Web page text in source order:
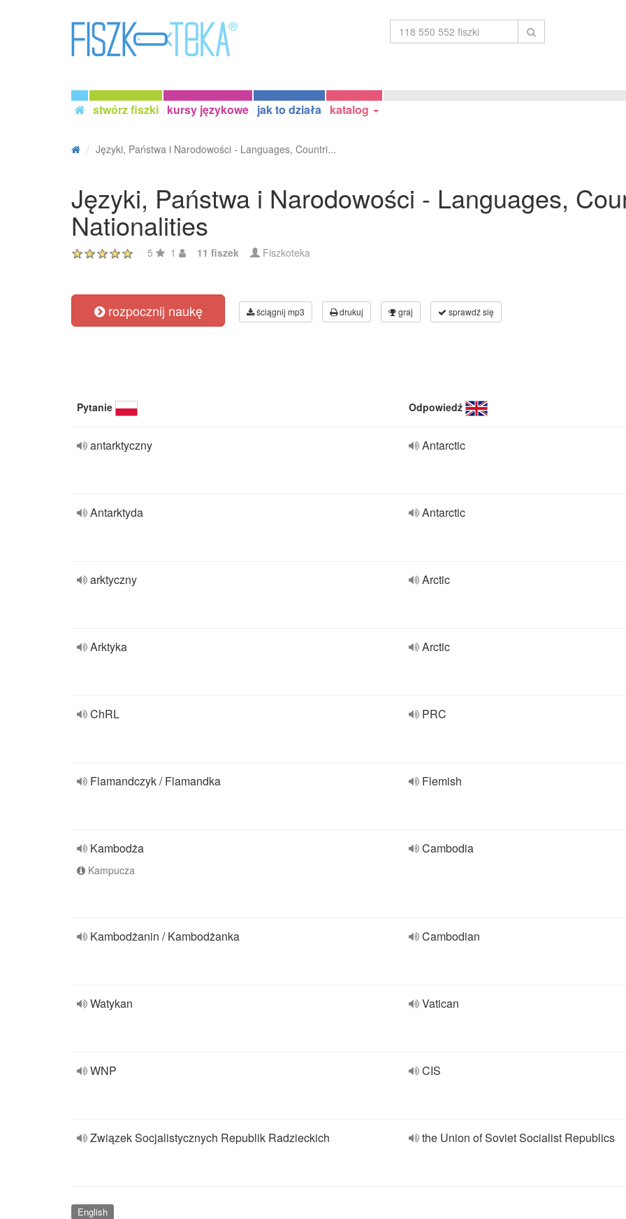
stwórz fiszki kursy językowe jak to działa katalog
Języki, Państwa i Narodowości - Languages, Countri...
Języki, Państwa i Narodowości - Languages,
Nationalities
5 1 11 fiszek Fiszkoteka
rozpocznij naukę ściągnij mp3 drukuj graj sprawdź się
Pytanie Odpowiedź
antarktyczny Antarctic
Antarktyda Antarctic
arktyczny Arctic
Arktyka Arctic
ChRL PRC
Flamandczyk / Flamandka Flemish
Kambodża
Kampucza
Cambodia
Kambodżanin / Kambodżanka Cambodian
Watykan Vatican
WNP CIS
Związek Socjalistycznych Republik Radzieckich the Union of Soviet Socialist Republics
English